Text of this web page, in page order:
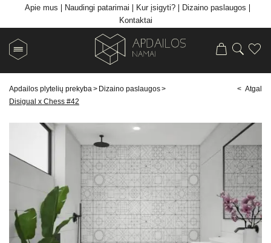
Apie mus Naudingi patarimai Kur įsigyti?
Dizaino paslaugos
Kontaktai
Apdailos plytelių prekyba > Dizaino paslaugos>
Disigual x Chess #42
< Atgal